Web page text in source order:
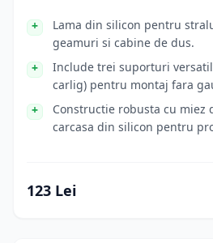
Lama din silicon pentru
geamuri si cabine de dus.
Include trei suporturi
carlig) pentru montaj fara
Constructie robusta cu miez
carcasa din silicon pentru
123 Lei